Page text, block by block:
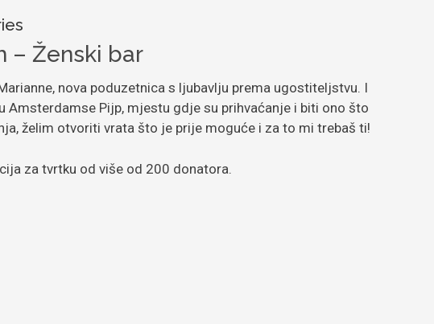
– Ženski bar
nova poduzetnica s ljubavlju prema ugostiteljstvu. I
Amsterdamse Pijp, mjestu gdje su prihvaćanje i biti ono što
želim otvoriti vrata što je prije moguće i za to mi trebaš ti!
za tvrtku od više od 200 donatora.